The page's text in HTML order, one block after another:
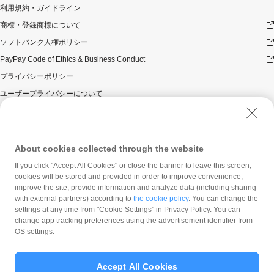
利用規約・ガイドライン
商標・登録商標について
ソフトバンク人権ポリシー
PayPay Code of Ethics & Business Conduct
プライバシーポリシー
ユーザープライバシーについて
ウェブサイト利用規約
反社会的勢力に対する方針
勧誘方針
マネロン等基本方針
カスタマーハラスメントに関する当社の考え方
About cookies collected through the website
If you click "Accept All Cookies" or close the banner to leave this screen,
cookies will be stored and provided in order to improve convenience,
improve the site, provide information and analyze data (including sharing
with external partners) according to the cookie policy. You can change the
settings at any time from "Cookie Settings" in Privacy Policy. You can
change app tracking preferences using the advertisement identifier from
OS settings.
Accept All Cookies